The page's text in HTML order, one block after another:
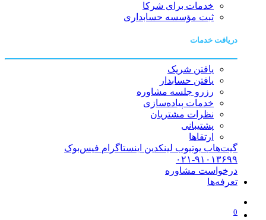
خدمات برای شرکا
ثبت مؤسسه حسابداری
دریافت خدمات
یافتن شریک
یافتن حسابدار
رزرو جلسه مشاوره
خدمات پیاده‌سازی
نظرات مشتریان
پشتیبانی
ارتقاها
گیت‌هاب یوتیوب لینکدین اینستاگرام فیس‌بوک
۰۲۱-۹۱۰۱۳۶۹۹
درخواست مشاوره
تعرفه‌ها
0